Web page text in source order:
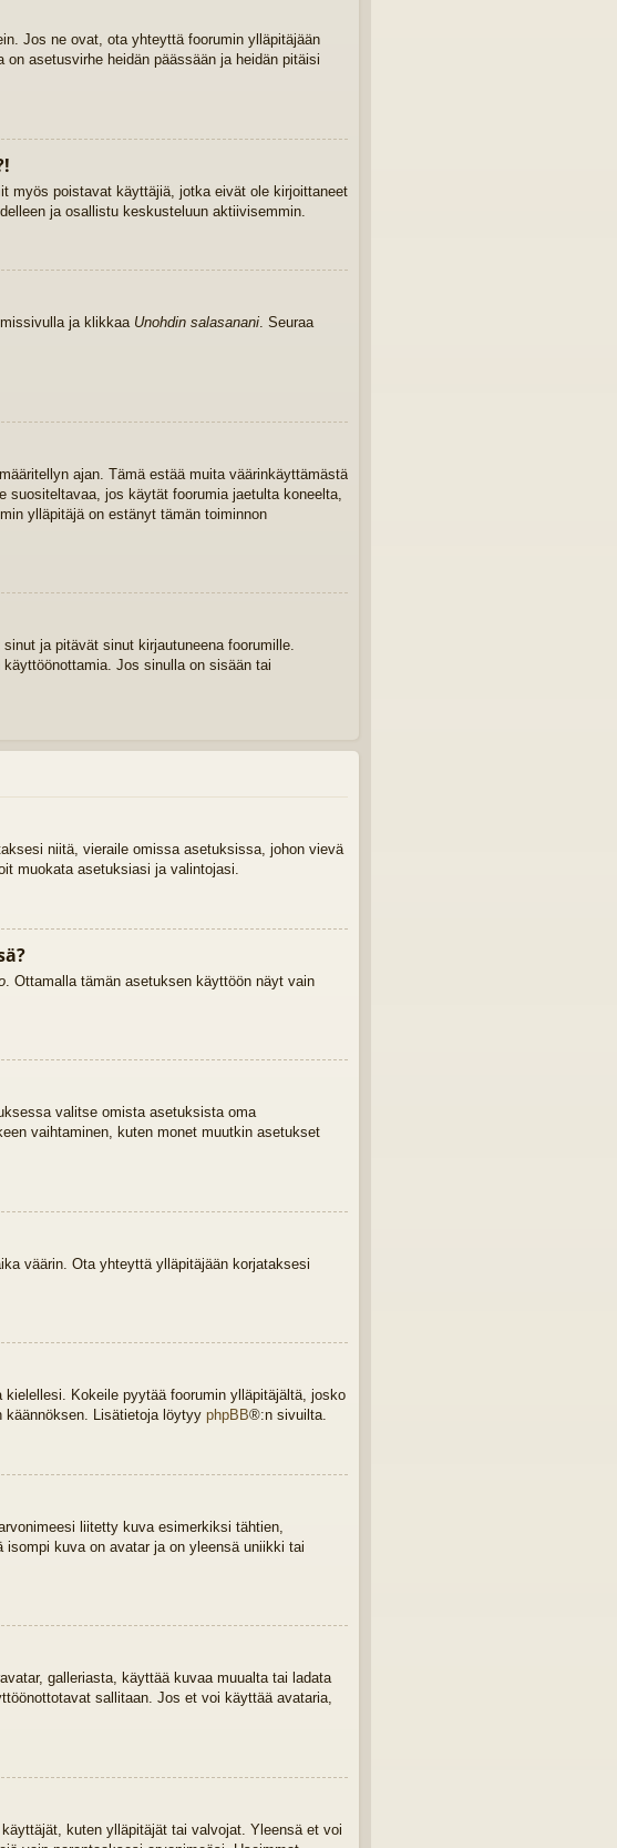
Jos ne ovat, ota yhteyttä foorumin ylläpitäjään
asetusvirhe heidän päässään ja heidän pitäisi
myös poistavat käyttäjiä, jotka eivät ole kirjoittaneet
ja osallistu keskusteluun aktiivisemmin.
ja klikkaa Unohdin salasanani. Seuraa
ajan. Tämä estää muita väärinkäyttämästä
suositeltavaa, jos käytät foorumia jaetulta koneelta,
ylläpitäjä on estänyt tämän toiminnon
ja pitävät sinut kirjautuneena foorumille.
Jos sinulla on sisään tai
niitä, vieraile omissa asetuksissa, johon vievä
muokata asetuksiasi ja valintojasi.
. Ottamalla tämän asetuksen käyttöön näyt vain
valitse omista asetuksista oma
vaihtaminen, kuten monet muutkin asetukset
väärin. Ota yhteyttä ylläpitäjään korjataksesi
Kokeile pyytää foorumin ylläpitäjältä, josko
käännöksen. Lisätietoja löytyy phpBB®:n sivuilta.
liitetty kuva esimerkiksi tähtien,
kuva on avatar ja on yleensä uniikki tai
galleriasta, käyttää kuvaa muualta tai ladata
sallitaan. Jos et voi käyttää avataria,
kuten ylläpitäjät tai valvojat. Yleensä et voi